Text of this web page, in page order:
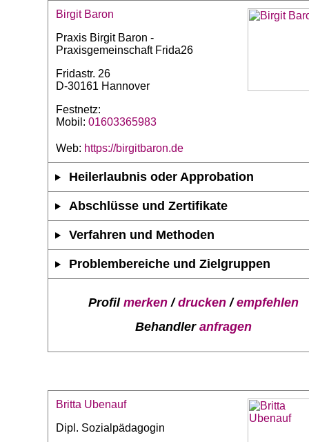
Birgit Baron
Praxis Birgit Baron -
Praxisgemeinschaft Frida26
Fridastr. 26
D-30161 Hannover
Festnetz:
Mobil: 01603365983
Web: https://birgitbaron.de
Heilerlaubnis oder Approbation
Abschlüsse und Zertifikate
Verfahren und Methoden
Problembereiche und Zielgruppen
Profil merken/drucken/empfehlen
Behandler anfragen
Britta Ubenauf
Dipl. Sozialpädagogin